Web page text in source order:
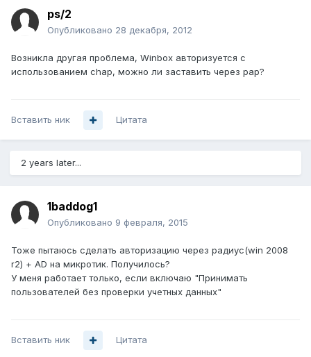
ps/2
Опубликовано 28 декабря, 2012
Возникла другая проблема, Winbox авторизуется с
использованием chap, можно ли заставить через рар?
Вставить ник Цитата
2 years later...
1baddog1
Опубликовано 9 февраля, 2015
Тоже пытаюсь сделать авторизацию через радиус(win 2008
r2) + AD на микротик. Получилось?
У меня работает только, если включаю "Принимать
пользователей без проверки учетных данных"
Вставить ник Цитата